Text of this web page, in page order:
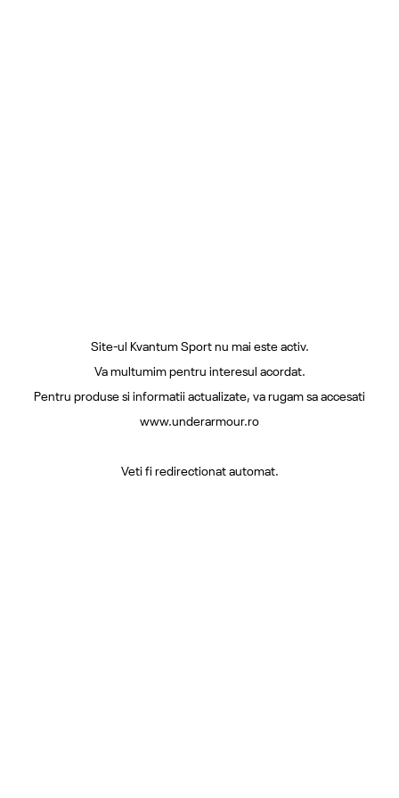
Site-ul Kvantum Sport nu mai este activ.
Va multumim pentru interesul acordat.
Pentru produse si informatii actualizate, va rugam sa accesati
www.underarmour.ro
Veti fi redirectionat automat.